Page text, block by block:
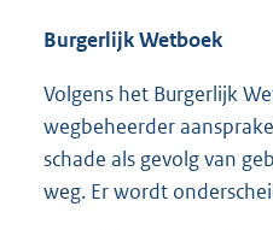
Burgerlijk Wetboek
Volgens het Burgerlijk
wegbeheerder
schade als gevolg van
weg. Er wordt